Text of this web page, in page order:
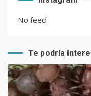
No feed
Te podría